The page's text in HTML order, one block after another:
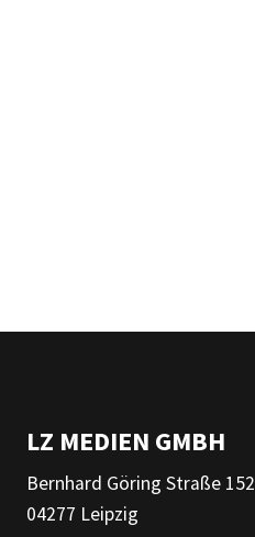
LZ MEDIEN GMBH
Bernhard Göring Straße 152
04277 Leipzig